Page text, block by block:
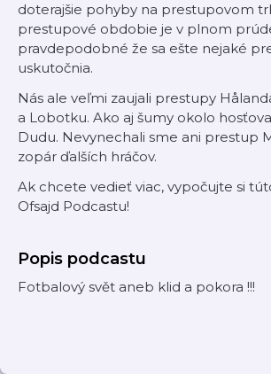
doterajšie pohyby na prestupovom
prestupové obdobie je v plnom
pravdepodobné že sa ešte nejaké
uskutočnia.
Nás ale veľmi zaujali prestupy
a Lobotku. Ako aj šumy okolo
Dudu. Nevynechali sme ani prestup
zopár ďalších hráčov.
Ak chcete vedieť viac, vypočujte si
Ofsajd Podcastu!
Popis podcastu
Fotbalový svět aneb klid a pokora !!!